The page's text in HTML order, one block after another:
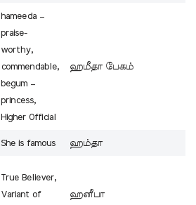
hameeda –
praise-
worthy,
commendable,
begum –
princess,
Higher Official
ஹமீதா பேகம்
She is famous ஹம்தா
True Believer,
Variant of
ஹனீபா